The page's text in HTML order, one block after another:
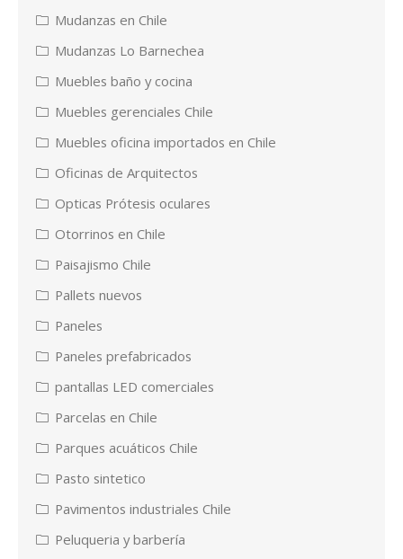
Mudanzas en Chile
Mudanzas Lo Barnechea
Muebles baño y cocina
Muebles gerenciales Chile
Muebles oficina importados en Chile
Oficinas de Arquitectos
Opticas Prótesis oculares
Otorrinos en Chile
Paisajismo Chile
Pallets nuevos
Paneles
Paneles prefabricados
pantallas LED comerciales
Parcelas en Chile
Parques acuáticos Chile
Pasto sintetico
Pavimentos industriales Chile
Peluqueria y barbería